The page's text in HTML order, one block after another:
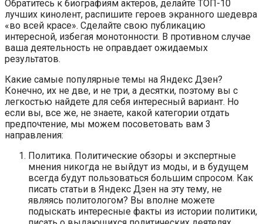
Обратитесь к биографиям актеров, делайте ТОП-10
лучших кинолент, распишите героев экранного шедевра
«во всей красе». Сделайте свою публикацию
интересной, избегая монотонности. В противном случае
ваша деятельность не оправдает ожидаемых
результатов.
Какие самые популярные темы на Яндекс Дзен?
Конечно, их не две, и не три, а десятки, поэтому вы с
легкостью найдете для себя интересный вариант. Но
если вы, все же, не знаете, какой категории отдать
предпочтение, мы можем посоветовать вам 3
направления:
Политика. Политические обзоры и экспертные
мнения никогда не выйдут из моды, и в будущем
всегда будут пользоваться большим спросом. Как
писать статьи в Яндекс Дзен на эту тему, не
являясь политологом? Вы вполне можете
подыскать интересные факты из истории политики,